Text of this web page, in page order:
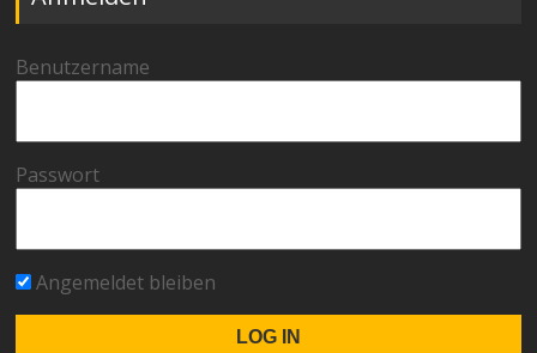
Benutzername
Passwort
Angemeldet bleiben